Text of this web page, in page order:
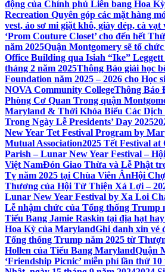
động của Chính phủ Liên bang Hoa Kỳ
Recreation Quyên góp các mặt hàng
vest, áo sơ mi giặt khô, giày dép, cà
‘Prom Couture Closet’ cho đến hết
năm 2025Quận Montgomery sẽ tổ
Office Building qua Isiah “Ike”
tháng 2 năm 2025Thông Báo giải học
Foundation năm 2025 – 2026 cho Học
NOVA Community CollegeThông Báo
Phòng Cơ Quan Trong quận
Maryland & Thời Khóa Biểu Các
Trong Ngày Lễ Presidents’ Day 2025
New Year Tet Festival Program by
Mutual Association2025 Tết Festival
Parish – Lunar New Year Festival –
Việt NamĐón Giao Thừa và Lễ Phật
Tỵ năm 2025 tại Chùa Viên ÂnHội
Thương của Hội Từ Thiện Xá Lợi –
Lunar New Year Festival by Xa Loi
Lễ nhậm chức của Tổng thống Trump
Tiểu Bang Jamie Raskin tại địa hạt
Hoa Kỳ của MarylandGhi danh xin vé
Tổng thống Trump năm 2025 từ
Hollen của Tiểu Bang MarylandQuận
‘Friendship Picnic’ miễn phí lần thứ